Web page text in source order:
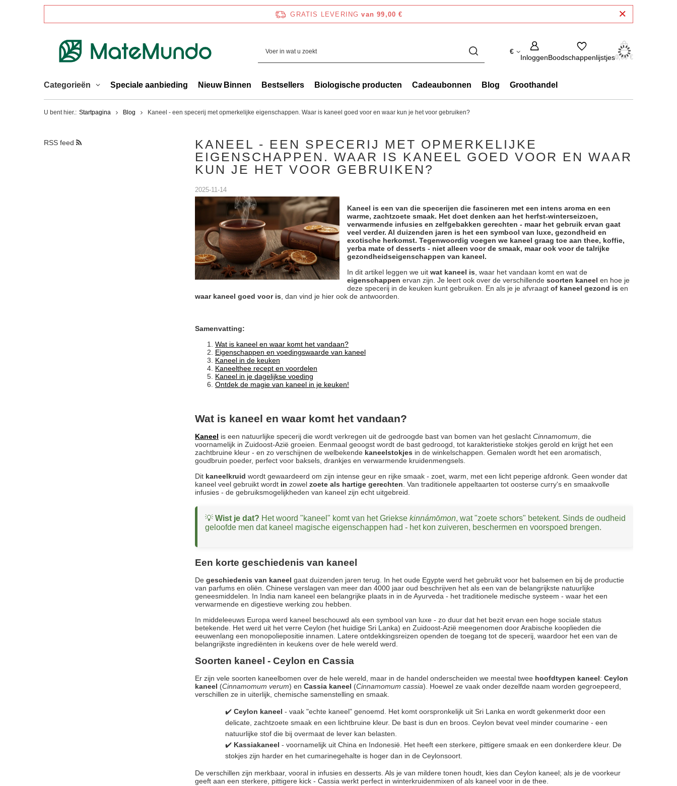
GRATIS LEVERING van 99,00 €
€
InloggenBoodschappenlijstjes0,00 €
Categorieën Speciale aanbieding Nieuw Binnen Bestsellers Biologische producten Cadeaubonnen Blog Groothandel
U bent hier.: Startpagina Blog Kaneel - een specerij met opmerkelijke eigenschappen. Waar is kaneel goed voor en waar kun je het voor gebruiken?
RSS feed
KANEEL - EEN SPECERIJ MET OPMERKELIJKE
EIGENSCHAPPEN. WAAR IS KANEEL GOED VOOR EN WAAR
KUN JE HET VOOR GEBRUIKEN?
2025-11-14
Kaneel is een van die specerijen die fascineren met een intens aroma en een
warme, zachtzoete smaak. Het doet denken aan het herfst-winterseizoen,
verwarmende infusies en zelfgebakken gerechten - maar het gebruik ervan gaat
veel verder. Al duizenden jaren is het een symbool van luxe, gezondheid en
exotische herkomst. Tegenwoordig voegen we kaneel graag toe aan thee, koffie,
yerba mate of desserts - niet alleen voor de smaak, maar ook voor de talrijke
gezondheidseigenschappen van kaneel.
In dit artikel leggen we uitwat kaneel is , waar het vandaan komt en wat de
eigenschappen ervan zijn. Je leert ook over de verschillendesoorten kaneel en hoe je
deze specerij in de keuken kunt gebruiken. En als je je afvraagtof kaneel gezond is en
waar kaneel goed voor is , dan vind je hier ook de antwoorden.
Samenvatting:
Wat is kaneel en waar komt het vandaan?
Eigenschappen en voedingswaarde van kaneel
Kaneel in de keuken
Kaneelthee recept en voordelen
Kaneel in je dagelijkse voeding
Ontdek de magie van kaneel in je keuken!
Wat is kaneel en waar komt het vandaan?
Kaneel is een natuurlijke specerij die wordt verkregen uit de gedroogde bast van bomen van het geslacht Cinnamomum , die
voornamelijk in Zuidoost-Azië groeien. Eenmaal geoogst wordt de bast gedroogd, tot karakteristieke stokjes gerold en krijgt het een
zachtbruine kleur - en zo verschijnen de welbekende kaneelstokjes in de winkelschappen. Gemalen wordt het een aromatisch,
goudbruin poeder, perfect voor baksels, drankjes en verwarmende kruidenmengsels.
Dit kaneelkruid wordt gewaardeerd om zijn intense geur en rijke smaak - zoet, warm, met een licht peperige afdronk. Geen wonder dat
kaneel veel gebruikt wordt in zowel zoete als hartige gerechten . Van traditionele appeltaarten tot oosterse curry's en smaakvolle
infusies - de gebruiksmogelijkheden van kaneel zijn echt uitgebreid.
💡 Wist je dat? Het woord "kaneel" komt van het Griekse kinnámōmon, wat "zoete schors" betekent. Sinds de oudheid
geloofde men dat kaneel magische eigenschappen had - het kon zuiveren, beschermen en voorspoed brengen.
Een korte geschiedenis van kaneel
De geschiedenis van kaneel gaat duizenden jaren terug. In het oude Egypte werd het gebruikt voor het balsemen en bij de productie
van parfums en oliën. Chinese verslagen van meer dan 4000 jaar oud beschrijven het als een van de belangrijkste natuurlijke
geneesmiddelen. In India nam kaneel een belangrijke plaats in in de Ayurveda - het traditionele medische systeem - waar het een
verwarmende en digestieve werking zou hebben.
In middeleeuws Europa werd kaneel beschouwd als een symbool van luxe - zo duur dat het bezit ervan een hoge sociale status
betekende. Het werd uit het verre Ceylon (het huidige Sri Lanka) en Zuidoost-Azië meegenomen door Arabische kooplieden die
eeuwenlang een monopoliepositie innamen. Latere ontdekkingsreizen openden de toegang tot de specerij, waardoor het een van de
belangrijkste ingrediënten in keukens over de hele wereld werd.
Soorten kaneel - Ceylon en Cassia
Er zijn vele soorten kaneelbomen over de hele wereld, maar in de handel onderscheiden we meestal twee hoofdtypen kaneel: Ceylon
kaneel (Cinnamomum verum) en Cassia kaneel (Cinnamomum cassia). Hoewel ze vaak onder dezelfde naam worden gegroepeerd,
verschillen ze in uiterlijk, chemische samenstelling en smaak.
✔️ Ceylon kaneel - vaak "echte kaneel" genoemd. Het komt oorspronkelijk uit Sri Lanka en wordt gekenmerkt door een
delicate, zachtzoete smaak en een lichtbruine kleur. De bast is dun en broos. Ceylon bevat veel minder coumarine - een
natuurlijke stof die bij overmaat de lever kan belasten.
✔️ Kassiakaneel - voornamelijk uit China en Indonesië. Het heeft een sterkere, pittigere smaak en een donkerdere kleur. De
stokjes zijn harder en het cumarinegehalte is hoger dan in de Ceylonsoort.
De verschillen zijn merkbaar, vooral in infusies en desserts. Als je van mildere tonen houdt, kies dan Ceylon kaneel; als je de voorkeur
geeft aan een sterkere, pittigere kick - Cassia werkt perfect in winterkruidenmixen of als kaneel voor in de thee.